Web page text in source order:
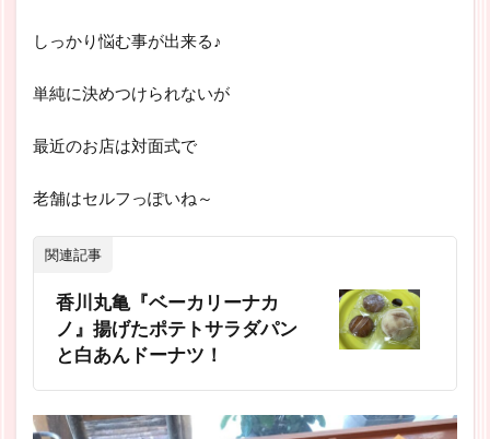
しっかり悩む事が出来る♪
単純に決めつけられないが
最近のお店は対面式で
老舗はセルフっぽいね～
関連記事
香川丸亀『ベーカリーナカ
ノ』揚げたポテトサラダパン
と白あんドーナツ！